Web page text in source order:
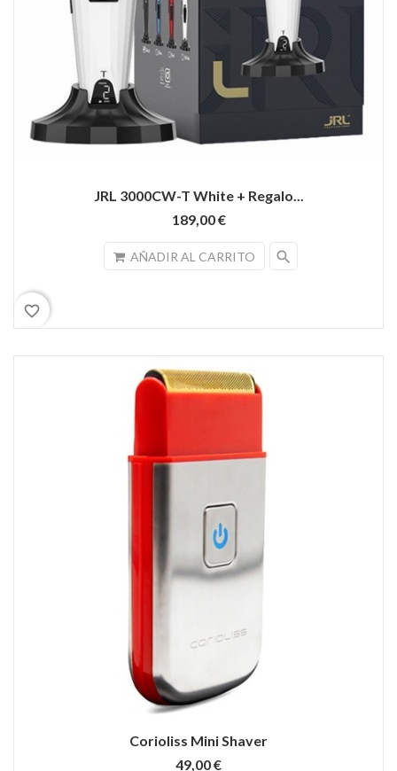
JRL 3000CW-T White + Regalo...
189,00 €
AÑADIR AL CARRITO search
favorite_border
Corioliss Mini Shaver
49,00 €